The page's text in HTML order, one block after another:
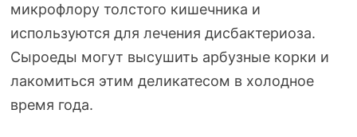
микрофлору толстого кишечника и
используются для лечения дисбактериоза.
Сыроеды могут высушить арбузные корки и
лакомиться этим деликатесом в холодное
время года.